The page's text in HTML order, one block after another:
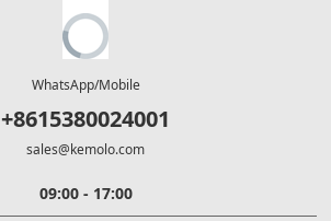
WhatsApp/Mobile
+8615380024001
sales@kemolo.com
09:00 - 17:00